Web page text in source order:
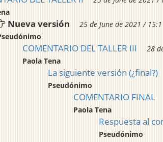
Nueva versión
25 de June de 2021 /
COMENTARIO DEL TALLER III
28
Paola Tena
La siguiente versión (¿final?)
Pseudónimo
COMENTARIO FINAL
Paola Tena
Respuesta al
Pseudónimo